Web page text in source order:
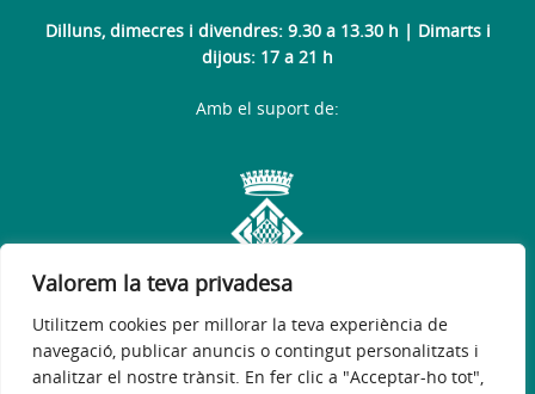
Valorem la teva privadesa
Utilitzem cookies per millorar la teva experiència de
navegació, publicar anuncis o contingut personalitzats i
analitzar el nostre trànsit. En fer clic a "Acceptar-ho tot",
Dilluns, dimecres i divendres: 9.30 a 13.30 h | Dimarts i
dijous: 17 a 21 h
Amb el suport de: